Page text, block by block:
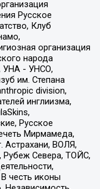
Русское
Клуб
организация
народа
УНА - УНСО,
им. Степана
division,
инглиизма,
Русское
Мирмамеда,
Астрахани, ВОЛЯ,
Рубеж Севера, ТОЙС,
честь иконы